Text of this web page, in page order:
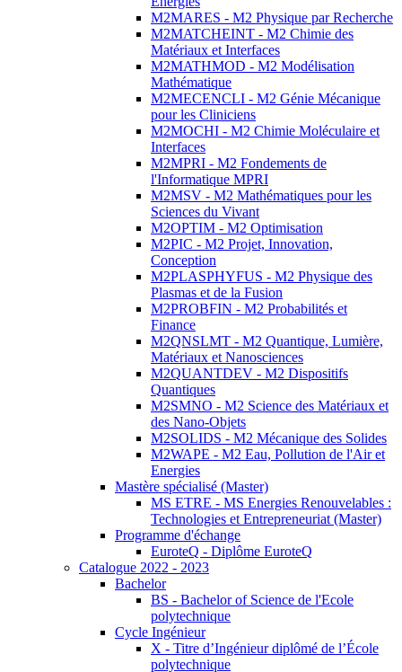
M2MARES - M2 Physique par Recherche
M2MATCHEINT - M2 Chimie des
Matériaux et Interfaces
M2MATHMOD - M2 Modélisation
Mathématique
M2MECENCLI - M2 Génie Mécanique
pour les Cliniciens
M2MOCHI - M2 Chimie Moléculaire et
Interfaces
M2MPRI - M2 Fondements de
l'Informatique MPRI
M2MSV - M2 Mathématiques pour les
Sciences du Vivant
M2OPTIM - M2 Optimisation
M2PIC - M2 Projet, Innovation,
Conception
M2PLASPHYFUS - M2 Physique des
Plasmas et de la Fusion
M2PROBFIN - M2 Probabilités et
Finance
M2QNSLMT - M2 Quantique, Lumière,
Matériaux et Nanosciences
M2QUANTDEV - M2 Dispositifs
Quantiques
M2SMNO - M2 Science des Matériaux et
des Nano-Objets
M2SOLIDS - M2 Mécanique des Solides
M2WAPE - M2 Eau, Pollution de l'Air et
Energies
Mastère spécialisé (Master)
MS ETRE - MS Energies Renouvelables :
Technologies et Entrepreneuriat (Master)
Programme d'échange
EuroteQ - Diplôme EuroteQ
Catalogue 2022 - 2023
Bachelor
BS - Bachelor of Science de l'Ecole
polytechnique
Cycle Ingénieur
X - Titre d’Ingénieur diplômé de l’École
polytechnique